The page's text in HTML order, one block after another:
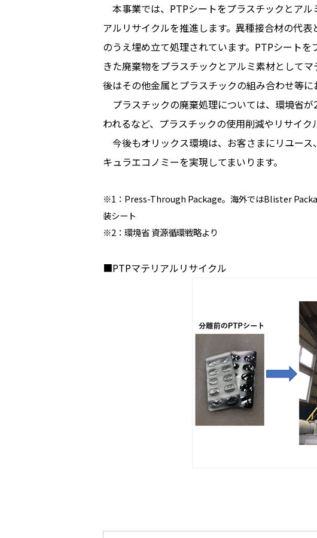
本事業では、PTPシートをプラスチックとア
アルリサイクルを推進します。異種接合材の代
のうえ埋め立て処理されています。PTPシート
きた廃棄物をプラスチックとアルミ素材として
後はその他金属とプラスチックの組み合わせ等に
プラスチックの廃棄処理については、環境省
われるなど、プラスチックの使用削減やリサイク
今後もオリックス環境は、お客さまにリユー
キュラエコノミーを実現してまいります。
※1：Press-Through Package。海外ではBlister
装シート
※2：環境省 資源循環戦略より
■PTPマテリアルリサイクル